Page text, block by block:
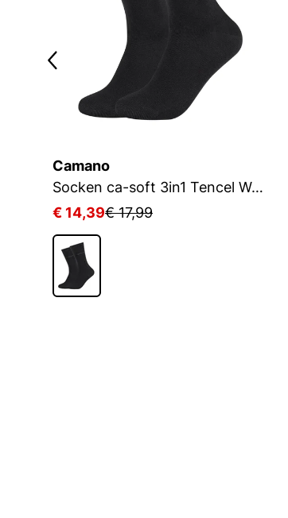
Camano
Socken ca-soft 3in1 Tencel Wolle Bambus
€ 14,39€ 17,99